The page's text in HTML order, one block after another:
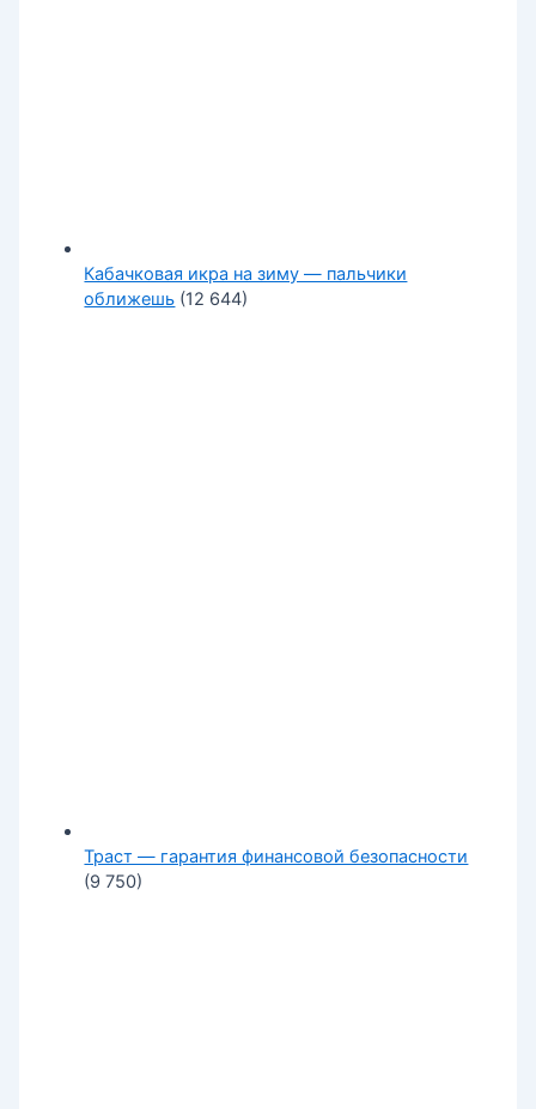
Кабачковая икра на зиму — пальчики
оближешь (12 644)
Траст — гарантия финансовой безопасности
(9 750)